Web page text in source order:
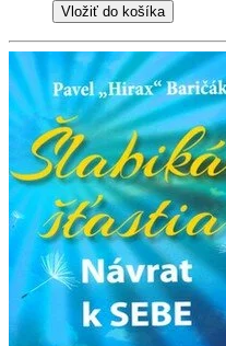
Vložiť do košíka